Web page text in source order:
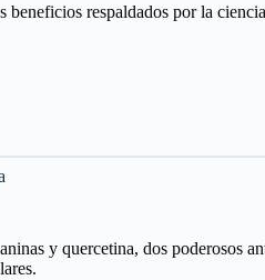
respaldados por la
y quercetina, dos poderosos